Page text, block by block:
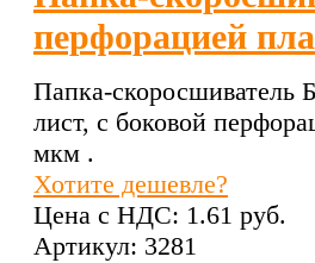
перфорацией
Папка-скоросшиватель
лист, с боковой
мкм .
Хотите дешевле?
Цена с НДС: 1.61 pуб.
Артикул: 3281